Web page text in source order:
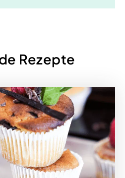
Rezepte